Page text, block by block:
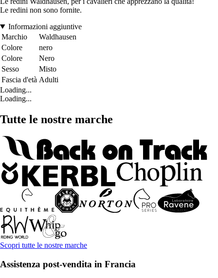
Le redini non sono fornite.
Informazioni aggiuntive
Marchio
Waldhausen
Colore
nero
Colore
Nero
Sesso
Misto
Fascia d'età Adulti
Loading...
Loading...
Tutte le nostre marche
Scopri tutte le nostre marche
Assistenza post-vendita in Francia